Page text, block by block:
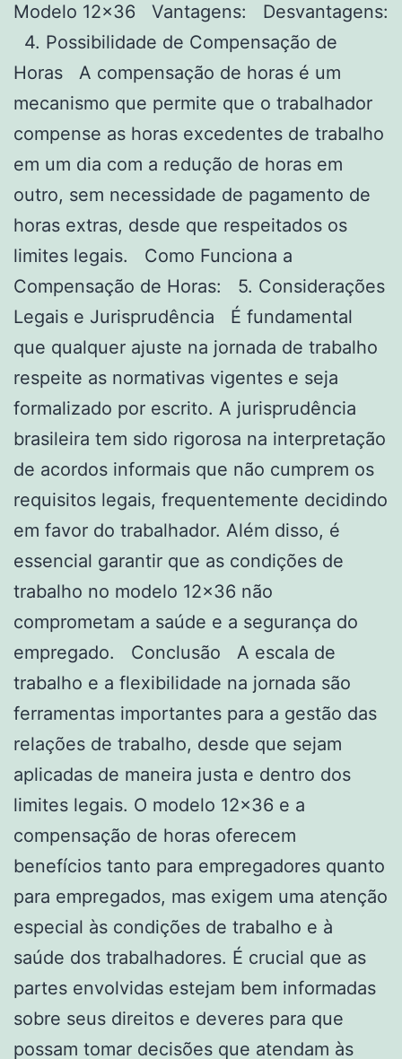
Modelo 12×36 Vantagens: Desvantagens:
4. Possibilidade de Compensação de
Horas A compensação de horas é um
mecanismo que permite que o trabalhador
compense as horas excedentes de trabalho
em um dia com a redução de horas em
outro, sem necessidade de pagamento de
horas extras, desde que respeitados os
limites legais. Como Funciona a
Compensação de Horas: 5. Considerações
Legais e Jurisprudência É fundamental
que qualquer ajuste na jornada de trabalho
respeite as normativas vigentes e seja
formalizado por escrito. A jurisprudência
brasileira tem sido rigorosa na interpretação
de acordos informais que não cumprem os
requisitos legais, frequentemente decidindo
em favor do trabalhador. Além disso, é
essencial garantir que as condições de
trabalho no modelo 12×36 não
comprometam a saúde e a segurança do
empregado. Conclusão A escala de
trabalho e a flexibilidade na jornada são
ferramentas importantes para a gestão das
relações de trabalho, desde que sejam
aplicadas de maneira justa e dentro dos
limites legais. O modelo 12×36 e a
compensação de horas oferecem
benefícios tanto para empregadores quanto
para empregados, mas exigem uma atenção
especial às condições de trabalho e à
saúde dos trabalhadores. É crucial que as
partes envolvidas estejam bem informadas
sobre seus direitos e deveres para que
possam tomar decisões que atendam às